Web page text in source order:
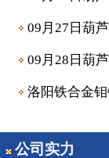
09月27日葫
09月28日葫
洛阳铁合金
公司实力